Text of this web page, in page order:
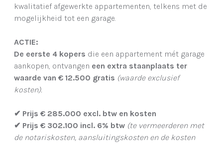
kwalitatief afgewerkte appartementen, telkens met de
mogelijkheid tot een garage.
ACTIE:
De eerste 4 kopers die een appartement mét garage
aankopen, ontvangen een extra staanplaats ter
waarde van € 12.500 gratis (waarde exclusief
kosten).
✔ Prijs € 285.000 excl. btw en kosten
✔ Prijs € 302.100 incl. 6% btw (te vermeerderen met
de notariskosten, aansluitingskosten en de kosten